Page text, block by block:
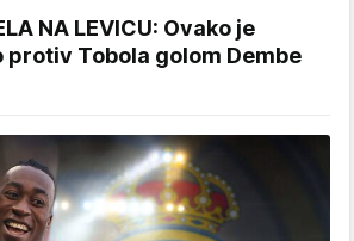
NA LEVICU: Ovako je
protiv Tobola golom Dembe